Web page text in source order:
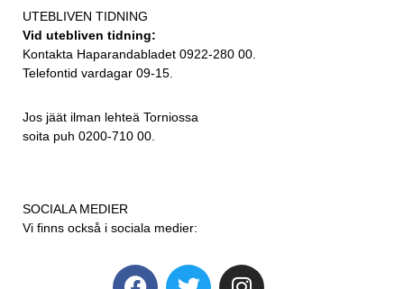
UTEBLIVEN TIDNING
Vid utebliven tidning:
Kontakta Haparandabladet 0922-280 00.
Telefontid vardagar 09-15.
Jos jäät ilman lehteä Torniossa
soita puh 0200-710 00.
SOCIALA MEDIER
Vi finns också i sociala medier: